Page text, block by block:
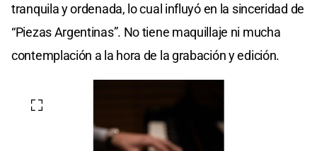
tranquila y ordenada, lo cual influyó en la sinceridad de
“Piezas Argentinas”. No tiene maquillaje ni mucha
contemplación a la hora de la grabación y edición.